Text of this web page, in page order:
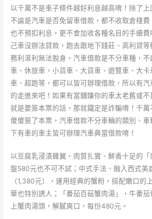
以千萬不是車子條件越好利息越高唷！除了上
不論是汽車是否免留車借款，都不收取倉棧
也不預扣利息，更不會加收各種名目的手續費
己車沒辦法貸款，跑去跟地下錢莊、高利貸
務利滾利無法脫身，汽車借款是不分車種，不
車、休旅車，小貨車、大貨車、遊覽車、大
車、超跑等，都可以皆可辦理借款，所以有
的走進來吧！如果有當舖嫌你的車太老舊或
就是要簽本票的話，那就鐵定是詐騙唷！千
傻傻簽了本票，汽車借款不分車輛的類別、車
下有車的車主皆可辦理汽車典當借款唷！
以豆腐乳浸漬雞翼，肉質扎實、鮮香十足的
盤580元也不可不試；中式手法、融入西式美
（1,380元），運用經典的蟹粉，搭配嫩口的
華也特別誘人；「番茄百菇蟹肉湯」，牛番
上蟹肉湯頭，解膩爽口，每份480元。